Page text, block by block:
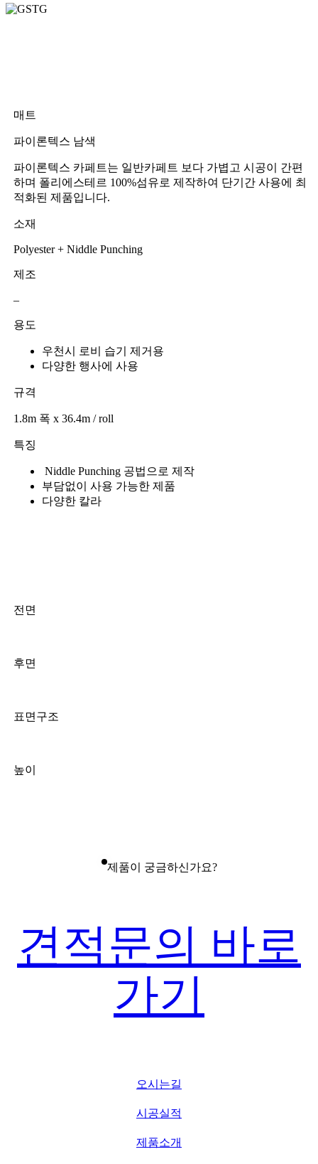
매트
파이론텍스 남색
파이론텍스 카페트는 일반카페트 보다 가볍고 시공이 간편
하며 폴리에스테르 100%섬유로 제작하여 단기간 사용에 최
적화된 제품입니다.
소재
Polyester + Niddle Punching
제조
–
용도
우천시 로비 습기 제거용
다양한 행사에 사용
규격
1.8m 폭 x 36.4m / roll
특징
‌Niddle Punching 공법으로 제작
‌부담없이 사용 가능한 제품
다양한 칼라
전면
후면
표면구조
높이
제품이 궁금하신가요?
견적문의 바로
가기
오시는길
시공실적
제품소개